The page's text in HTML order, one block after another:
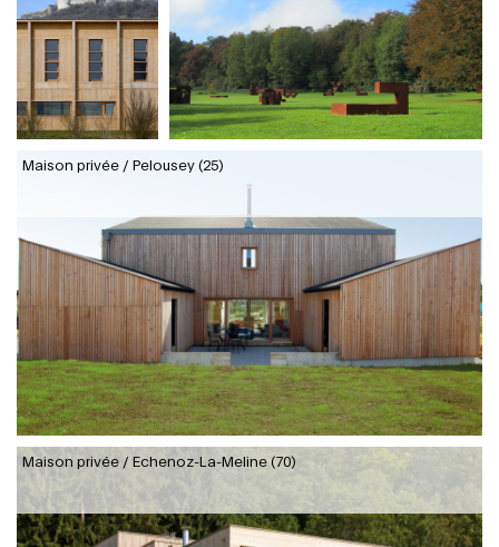
Maison privée / Pelousey (25)
Maison privée / Echenoz-La-Meline (70)